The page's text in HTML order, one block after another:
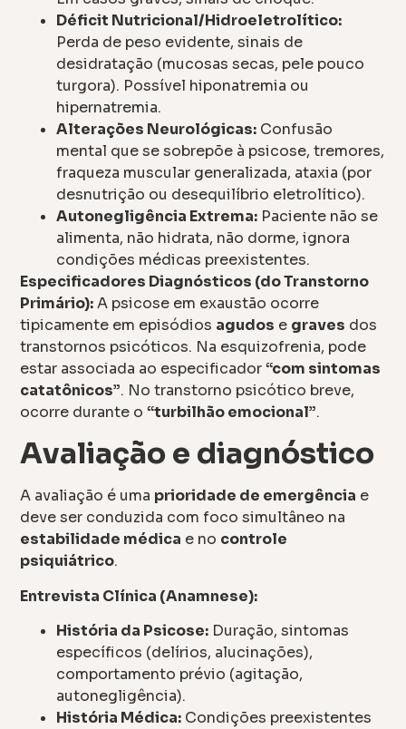
Déficit Nutricional/Hidroeletrolítico:
Perda de peso evidente, sinais de
desidratação (mucosas secas, pele pouco
turgora). Possível hiponatremia ou
hipernatremia.
Alterações Neurológicas: Confusão
mental que se sobrepõe à psicose, tremores,
fraqueza muscular generalizada, ataxia (por
desnutrição ou desequilíbrio eletrolítico).
Autonegligência Extrema: Paciente não se
alimenta, não hidrata, não dorme, ignora
condições médicas preexistentes.
Especificadores Diagnósticos (do Transtorno
Primário):A psicose em exaustão ocorre
tipicamente em episódios agudos e graves dos
transtornos psicóticos. Na esquizofrenia, pode
estar associada ao especificador“com sintomas
catatônicos”. No transtorno psicótico breve,
ocorre durante o“turbilhão emocional”.
Avaliação e diagnóstico
A avaliação é uma prioridade de emergência e
deve ser conduzida com foco simultâneo na
estabilidade médica e no controle
psiquiátrico.
Entrevista Clínica (Anamnese):
História da Psicose: Duração, sintomas
específicos (delírios, alucinações),
comportamento prévio (agitação,
autonegligência).
História Médica: Condições preexistentes